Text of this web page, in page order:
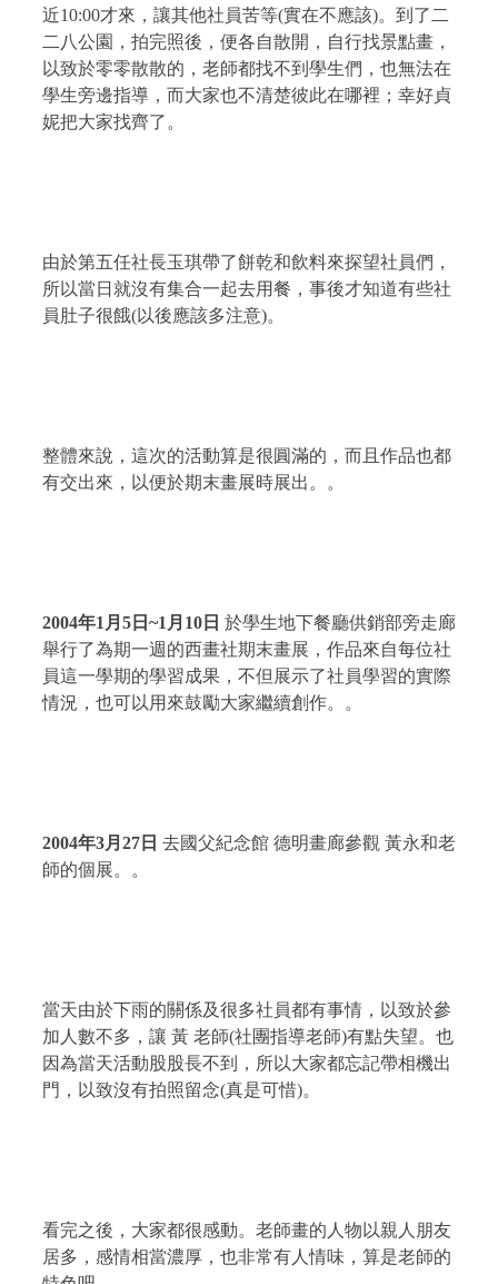
近10:00才來，讓其他社員苦等(實在不應該)。到了二
二八公園，拍完照後，便各自散開，自行找景點畫，
以致於零零散散的，老師都找不到學生們，也無法在
學生旁邊指導，而大家也不清楚彼此在哪裡；幸好貞
妮把大家找齊了。
由於第五任社長玉琪帶了餅乾和飲料來探望社員們，
所以當日就沒有集合一起去用餐，事後才知道有些社
員肚子很餓(以後應該多注意)。
整體來說，這次的活動算是很圓滿的，而且作品也都
有交出來，以便於期末畫展時展出。。
2004年1 月 5 日 ~1 月10 日 於學生地下餐廳供銷部旁走廊
舉行了為期一週的西畫社期末畫展，作品來自每位社
員這一學期的學習成果，不但展示了社員學習的實際
情況，也可以用來鼓勵大家繼續創作。。
2004年3月 27 日 去國父紀念館 德明畫廊參觀 黃永和老
師的個展。。
當天由於下雨的關係及很多社員都有事情，以致於參
加人數不多，讓 黃 老師(社團指導老師)有點失望。也
因為當天活動股股長不到，所以大家都忘記帶相機出
門，以致沒有拍照留念(真是可惜)。
看完之後，大家都很感動。老師畫的人物以親人朋友
居多，感情相當濃厚，也非常有人情味，算是老師的